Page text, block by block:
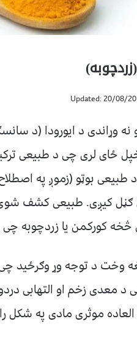
Updated: 20/08/
نه وړاندی د ایورودا (د
ځای لری چی د طبیعی
طبیعی بوټو (زموږ په
ګڼل کیږی. طبیعی کشف شوی
کورکمن یا زردچوبه چی
وخت د توجه وړ وګرځید
معدی زخم او التهابی
موثری مادی په شکل